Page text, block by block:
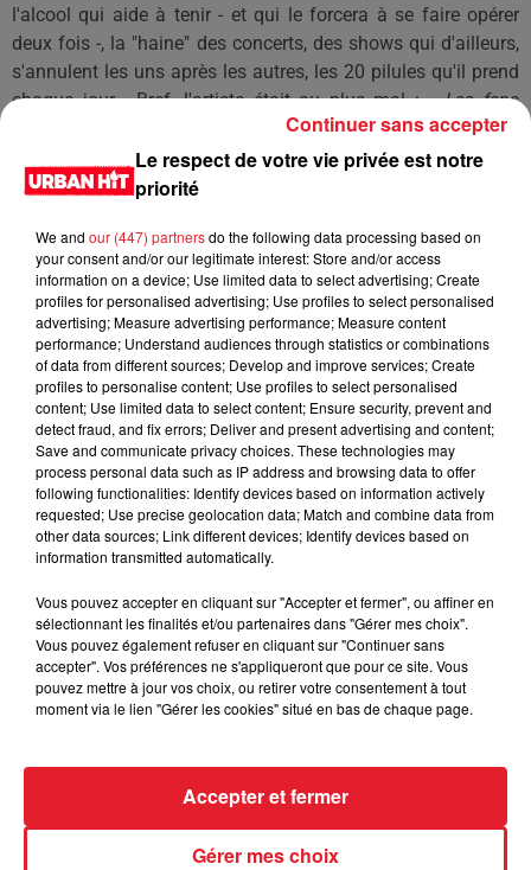
l'alcool qui aide à tenir - et qui le forcera à se faire opérer
deux fois -, la "haine" des concerts, des shows qui d'ailleurs,
s'annulent les uns après les autres, les 20 pilules qu'il prend
chaque jour... Bref, l'artiste était au plus mal : « Les fans
et moi, j’étais super-mal,
Les concerts n’en finissaient pas. Quand j’avais
envie de taper dans les murs, je m’arrêtais deux mois, mais je
concerts qui approchaient.» Bref, ce documentaire nous
montre l'implosion véritable d'un jeune qui ne voulait qu'une
chose : faire sa musique, tranquille. Et ca fait franchement
tout drôle.
LES DERNIÈRES NEWS Voir plus
Jay-Z se bat contre la grand-mère
d'un homme prétendant être son fils
Cassie met fin à une ex-escorte
masculine dans sa bataille...
Des vitres tombent de la tour
Montparnasse : des désaccords
entre...
Le respect de votre vie privée est notre
priorité
We and our (447) partnersdo the following data processing based on
your consent and/or our legitimate interest: Store and/or access
information on a device; Use limited data to select advertising; Create
profiles for personalised advertising; Use profiles to select personalised
advertising; Measure advertising performance; Measure content
performance; Understand audiences through statistics or combinations
of data from different sources; Develop and improve services; Create
profiles to personalise content; Use profiles to select personalised
content; Use limited data to select content; Ensure security, prevent and
detect fraud, and fix errors; Deliver and present advertising and content;
Save and communicate privacy choices. These technologies may
process personal data such as IP address and browsing data to offer
following functionalities: Identify devices based on information actively
requested; Use precise geolocation data; Match and combine data from
other data sources; Link different devices; Identify devices based on
information transmitted automatically.
Vous pouvez accepter en cliquant sur "Accepter et fermer", ou affiner en
sélectionnant les finalités et/ou partenaires dans "Gérer mes choix".
Vous pouvez également refuser en cliquant sur "Continuer sans
accepter". Vos préférences ne s'appliqueront que pour ce site. Vous
pouvez mettre à jour vos choix, ou retirer votre consentement à tout
moment via le lien "Gérer les cookies" situé en bas de chaque page.
Gérer mes choix
Accepter et fermer
Continuer sans accepter